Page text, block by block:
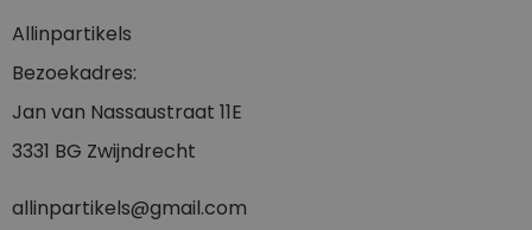
Allinpartikels
Bezoekadres:
Jan van Nassaustraat 11E
3331 BG Zwijndrecht
allinpartikels@gmail.com